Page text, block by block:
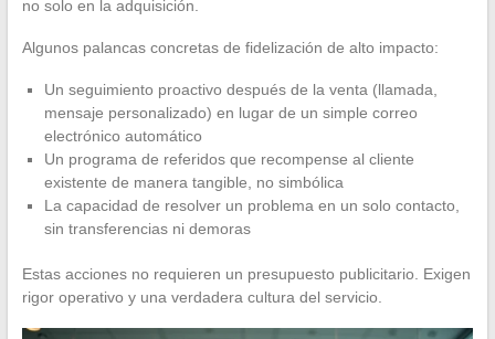
no solo en la adquisición.
Algunos palancas concretas de fidelización de alto impacto:
Un seguimiento proactivo después de la venta (llamada,
mensaje personalizado) en lugar de un simple correo
electrónico automático
Un programa de referidos que recompense al cliente
existente de manera tangible, no simbólica
La capacidad de resolver un problema en un solo contacto,
sin transferencias ni demoras
Estas acciones no requieren un presupuesto publicitario. Exigen
rigor operativo y una verdadera cultura del servicio.